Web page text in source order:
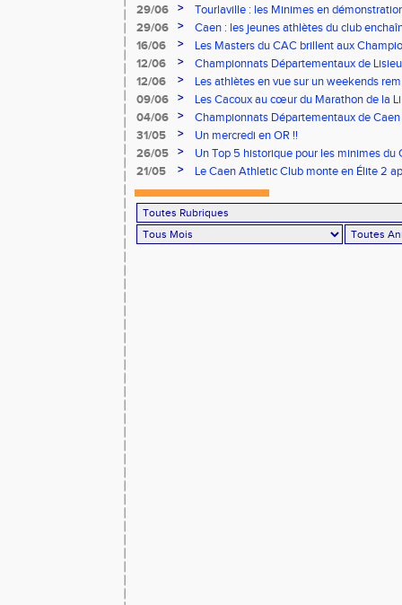
29/06
>
Tourlaville : les Minimes en
29/06
>
Caen : les jeunes athlètes du club
16/06
>
Les Masters du CAC brillent aux
12/06
>
Championnats Départementaux de
remarquables pour nos jeunes athlètes
12/06 >
Les athlètes en vue sur un weekends
09/06
>
Les Cacoux au cœur du Marathon de la
04/06
>
Championnats Départementaux de
rendez-vous
31/05 >
Un mercredi en OR !!
26/05
>
Un Top 5 historique pour les minimes du
Finale Nationale Equip’Athlé !
21/05 >
Le Caen Athletic Club monte en Élite 2